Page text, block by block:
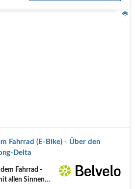
Fahrrad (E-Bike) - Über den
Delta
Fahrrad -
allen Sinnen